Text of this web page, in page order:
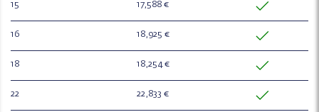
15 17,588 €
16 18,925 €
18 18,254 €
22 22,833 €